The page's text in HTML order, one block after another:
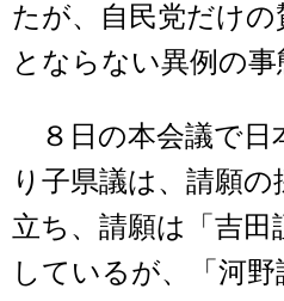
たが、自民党だけ
とならない異例の事
８日の本会議で日
り子県議は、請願の
立ち、請願は「吉田
しているが、「河